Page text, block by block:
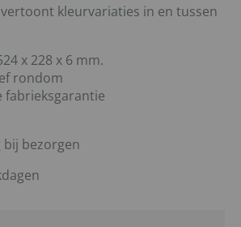
kleurvariaties in en tussen
x 228 x 6 mm.
rondom
fabrieksgarantie
bij bezorgen